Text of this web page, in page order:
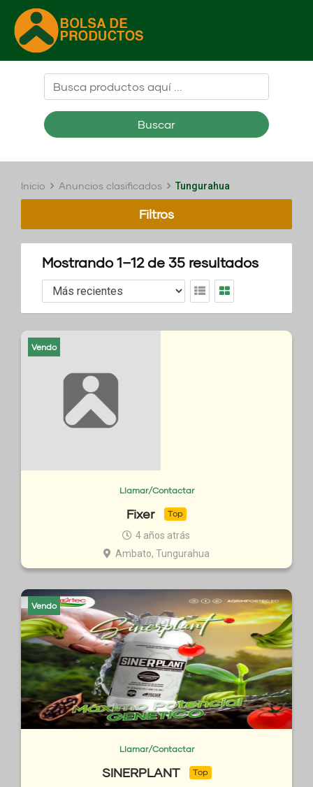
Buscar
Inicio Anuncios clasificados Tungurahua
Filtros
Mostrando 1–12 de 35 resultados
Vendo
Llamar/Contactar
Fixer Top
4 años atrás
Ambato, Tungurahua
Vendo
Llamar/Contactar
SINERPLANT Top